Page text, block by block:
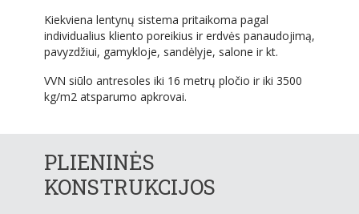
Kiekviena lentynų sistema pritaikoma pagal
individualius kliento poreikius ir erdvės panaudojimą,
pavyzdžiui, gamykloje, sandėlyje, salone ir kt.
VVN siūlo antresoles iki 16 metrų pločio ir iki 3500
kg/m2 atsparumo apkrovai.
PLIENINĖS
KONSTRUKCIJOS